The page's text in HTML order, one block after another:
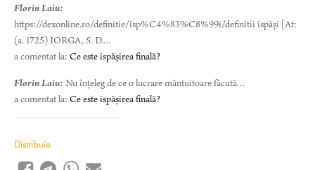
Florin Laiu:
https://dexonline.ro/definitie/isp%C4%83%C8%99i/definitii ispăși [At:
(a. 1725) IORGA, S. D.…
a comentat la: Ce este ispășirea finală?
Florin Laiu: Nu înțeleg de ce o lucrare mântuitoare făcută…
a comentat la: Ce este ispășirea finală?
Distribuie